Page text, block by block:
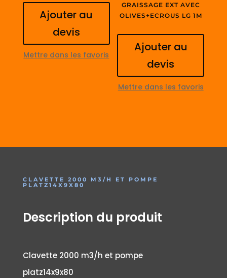
Ajouter au
devis
Mettre dans les favoris
GRAISSAGE EXT AVEC
OLIVES+ECROUS LG 1M
Ajouter au
devis
Mettre dans les favoris
CLAVETTE 2000 M3/H ET POMPE
PLATZ14X9X80
Description du produit
Clavette 2000 m3/h et pompe
platz14x9x80